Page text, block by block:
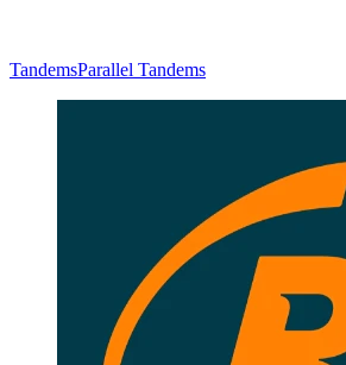
TandemsParallel Tandems